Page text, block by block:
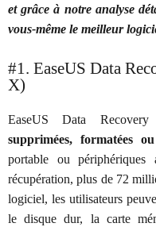
et grâce à notre analyse
vous-même le meilleur
#1. EaseUS Data
X)
EaseUS Data
supprimées, formatées
portable ou
récupération, plus de 72
logiciel, les utilisateurs
le disque dur, la carte